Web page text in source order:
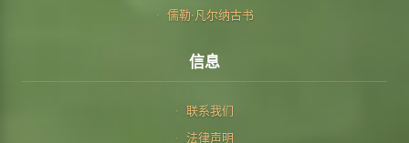
儒勒·凡尔纳古书
信息
联系我们
法律声明